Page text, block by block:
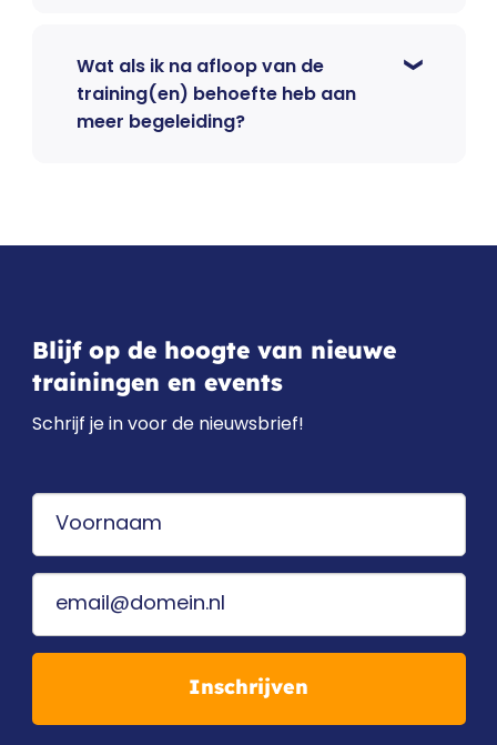
Wat als ik na afloop van de
training(en) behoefte heb aan
meer begeleiding?
Blijf op de hoogte van nieuwe
trainingen en events
Schrijf je in voor de nieuwsbrief!
Inschrijven